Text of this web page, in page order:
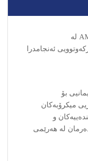
یەکەمین کۆنفرانسی AMR لە
بۆ
میکرۆبەکان
و
لە هەرێمی